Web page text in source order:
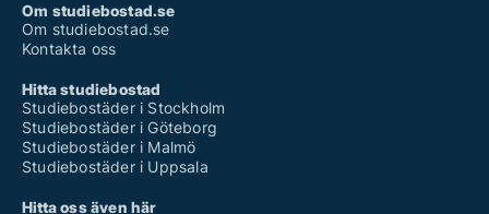
Om studiebostad.se
Om studiebostad.se
Kontakta oss
Hitta studiebostad
Studiebostäder i Stockholm
Studiebostäder i Göteborg
Studiebostäder i Malmö
Studiebostäder i Uppsala
Hitta oss även här